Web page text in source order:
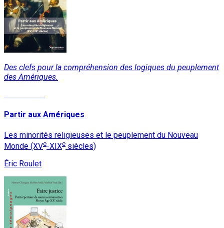
Des clefs pour la compréhension des logiques du peuplement
des Amériques.
Partir aux Amériques
Les minorités religieuses et le peuplement du Nouveau
Monde (XVe-XIXe siècles)
Éric Roulet